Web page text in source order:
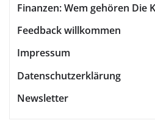
Finanzen: Wem gehören Die
Feedback willkommen
Impressum
Datenschutzerklärung
Newsletter